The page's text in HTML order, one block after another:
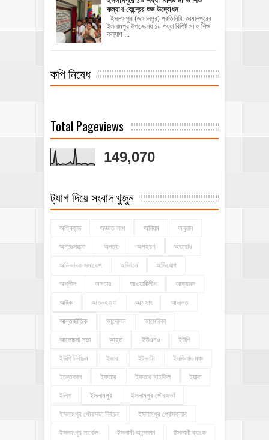
কল্যাণ কেন্দ্রের শুভ উদ্বোধন
ইসলামপুর (জামালপুর) প্রতিনিধি: জামালপুরের
ইসলামপুর উপজেলায় ১০ শয্যা বিশিষ্ট মা ও শিশু
কল্যাণ ...
কপি নিষেধ
Total Pageviews
149,070
ট্যাগ দিয়ে সংবাদ খুজুন
অগ্নিকান্ড অজ্ঞাত লাশ অনিয়ম অনুদান
অন্তঃসত্ত্বা অপচয় অপহরণ অবরোধ
অভিভাবক সমাবেশ অভিযান অভিযোগ
অশ্লীল অসহায় আওয়ামীলীগ আক্রমন
আটক আত্নহত্যা আত্মসাৎ আদালত
আন্তর্জাতিক আন্দোলন আমেরিকা
আলোচনা সভা আহত ইউএনও ইউপি
ইউপি নির্বাচন ইজারা ইটভাটা ইনকিলাব মঞ্চ
ইন্তেকাল ইফতার ইফতার মাহফিল ইয়াবা
ইলিশ ইসলামপুর ইসলামপুর পৌরসভা
ইসলামপুর পৌরসভা নির্বাচন ইসলামপুর প্রেসক্লাব
ইসলামপুর সার্কেল ইসলামী আন্দোলন ইসলামী ব্যাংক